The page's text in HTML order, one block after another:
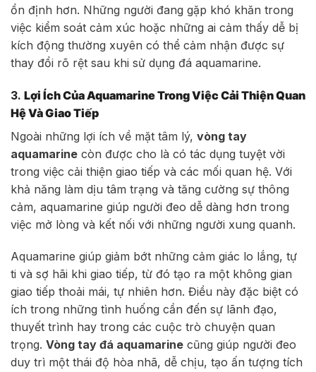
ổn định hơn. Những người đang gặp khó khăn trong
việc kiểm soát cảm xúc hoặc những ai cảm thấy dễ bị
kích động thường xuyên có thể cảm nhận được sự
thay đổi rõ rệt sau khi sử dụng đá aquamarine.
3. Lợi Ích Của Aquamarine Trong Việc Cải Thiện Quan
Hệ Và Giao Tiếp
Ngoài những lợi ích về mặt tâm lý, vòng tay
aquamarine còn được cho là có tác dụng tuyệt vời
trong việc cải thiện giao tiếp và các mối quan hệ. Với
khả năng làm dịu tâm trạng và tăng cường sự thông
cảm, aquamarine giúp người đeo dễ dàng hơn trong
việc mở lòng và kết nối với những người xung quanh.
Aquamarine giúp giảm bớt những cảm giác lo lắng, tự
ti và sợ hãi khi giao tiếp, từ đó tạo ra một không gian
giao tiếp thoải mái, tự nhiên hơn. Điều này đặc biệt có
ích trong những tình huống cần đến sự lãnh đạo,
thuyết trình hay trong các cuộc trò chuyện quan
trọng. Vòng tay đá aquamarine cũng giúp người đeo
duy trì một thái độ hòa nhã, dễ chịu, tạo ấn tượng tích